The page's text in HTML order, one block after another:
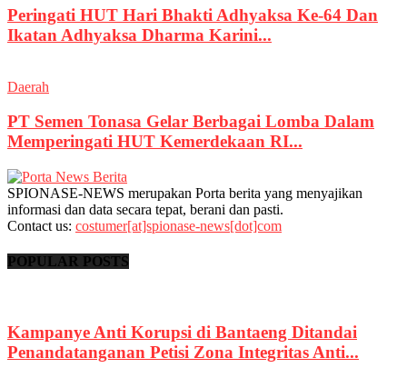
Peringati HUT Hari Bhakti Adhyaksa Ke-64 Dan
Ikatan Adhyaksa Dharma Karini...
Daerah
PT Semen Tonasa Gelar Berbagai Lomba Dalam
Memperingati HUT Kemerdekaan RI...
SPIONASE-NEWS merupakan Porta berita yang menyajikan
informasi dan data secara tepat, berani dan pasti.
Contact us: costumer[at]spionase-news[dot]com
POPULAR POSTS
Kampanye Anti Korupsi di Bantaeng Ditandai
Penandatanganan Petisi Zona Integritas Anti...